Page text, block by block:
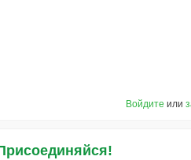
Войдите или